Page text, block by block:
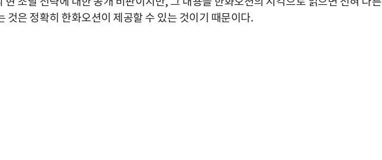
것은 정확히 한화오션이 제공할 수 있는 것이기 때문이다.